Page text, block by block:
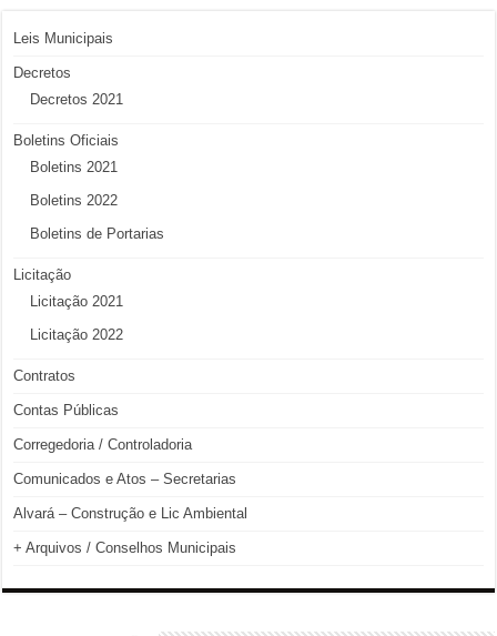
Leis Municipais
Decretos
Decretos 2021
Boletins Oficiais
Boletins 2021
Boletins 2022
Boletins de Portarias
Licitação
Licitação 2021
Licitação 2022
Contratos
Contas Públicas
Corregedoria / Controladoria
Comunicados e Atos – Secretarias
Alvará – Construção e Lic Ambiental
+ Arquivos / Conselhos Municipais